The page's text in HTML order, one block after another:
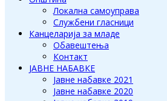
Локална самоуправа
Службени гласници
Канцеларија за младе
Обавештења
Контакт
ЈАВНЕ НАБАВКЕ
Јавне набавке 2021
Јавне набавке 2020